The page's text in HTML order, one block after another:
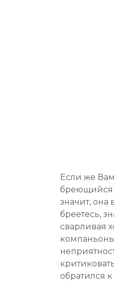
Если же
бреющийся
значит, она
бреетесь,
сварливая
обратился